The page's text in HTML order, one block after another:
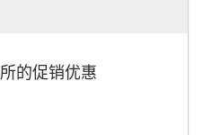
的促销优惠